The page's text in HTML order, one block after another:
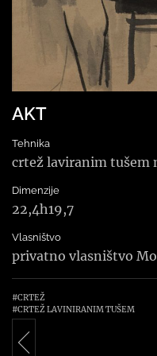
AKT
Tehnika
crtež laviranim tušem
Dimenzije
22,4h19,7
Vlasništvo
privatno vlasništvo
#CRTEŽ
#CRTEŽ LAVINIRANIM TUŠEM
Navigacija